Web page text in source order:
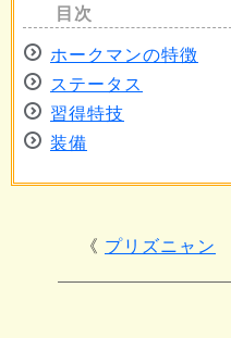
ホークマンの特徴
ステータス
習得特技
装備
プリズニャン